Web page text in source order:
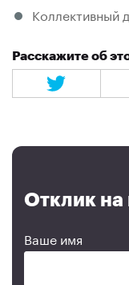
Коллективный
Расскажите об
Отклик на
Ваше имя